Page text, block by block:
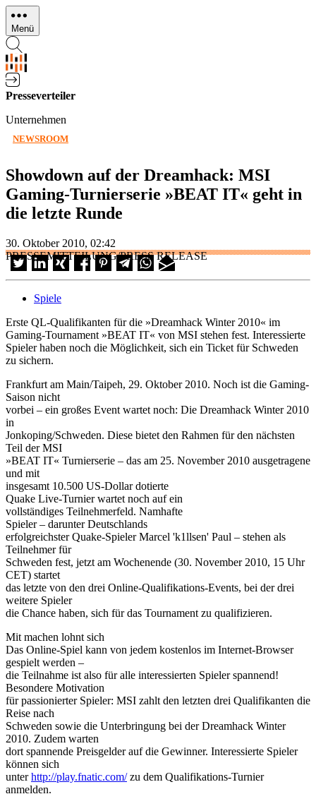
Direkt
zum
Inhalt
Menü
Presseverteiler
Unternehmen
NEWSROOM
Showdown auf der Dreamhack: MSI
Gaming-Turnierserie »BEAT IT« geht in
die letzte Runde
30. Oktober 2010, 02:42
PRESSEMITTEILUNG/PRESS RELEASE
Spiele
Erste QL-Qualifikanten für die »Dreamhack Winter 2010« im
Gaming-Tournament »BEAT IT« von MSI stehen fest. Interessierte
Spieler haben noch die Möglichkeit, sich ein Ticket für Schweden
zu sichern.
Frankfurt am Main/Taipeh, 29. Oktober 2010. Noch ist die Gaming-
Saison nicht
vorbei – ein großes Event wartet noch: Die Dreamhack Winter 2010
in
Jonkoping/Schweden. Diese bietet den Rahmen für den nächsten
Teil der MSI
»BEAT IT« Turnierserie – das am 25. November 2010 ausgetragene
und mit
insgesamt 10.500 US-Dollar dotierte
Quake Live-Turnier wartet noch auf ein
vollständiges Teilnehmerfeld. Namhafte
Spieler – darunter Deutschlands
erfolgreichster Quake-Spieler Marcel 'k1llsen' Paul – stehen als
Teilnehmer für
Schweden fest, jetzt am Wochenende (30. November 2010, 15 Uhr
CET) startet
das letzte von den drei Online-Qualifikations-Events, bei der drei
weitere Spieler
die Chance haben, sich für das Tournament zu qualifizieren.
Mit machen lohnt sich
Das Online-Spiel kann von jedem kostenlos im Internet-Browser
gespielt werden –
die Teilnahme ist also für alle interessierten Spieler spannend!
Besondere Motivation
für passionierter Spieler: MSI zahlt den letzten drei Qualifikanten die
Reise nach
Schweden sowie die Unterbringung bei der Dreamhack Winter
2010. Zudem warten
dort spannende Preisgelder auf die Gewinner. Interessierte Spieler
können sich
unterhttp://play.fnatic.com/zu dem Qualifikations-Turnier
anmelden.